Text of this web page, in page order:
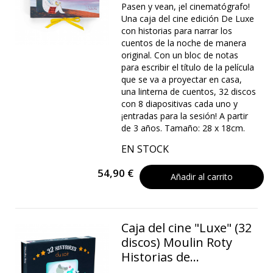
Pasen y vean, ¡el cinematógrafo!
Una caja del cine edición De Luxe
con historias para narrar los
cuentos de la noche de manera
original. Con un bloc de notas
para escribir el título de la película
que se va a proyectar en casa,
una linterna de cuentos, 32 discos
con 8 diapositivas cada uno y
¡entradas para la sesión! A partir
de 3 años. Tamaño: 28 x 18cm.
EN STOCK
54,90 € Añadir al carrito
Caja del cine "Luxe" (32
discos) Moulin Roty
Historias de...